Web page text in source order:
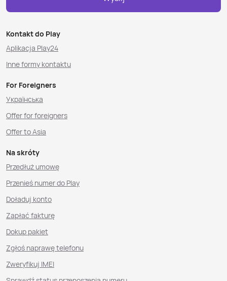
Kontakt do Play
Aplikacja Play24
Inne formy kontaktu
For Foreigners
Українська
Offer for foreigners
Offer to Asia
Na skróty
Przedłuż umowę
Przenieś numer do Play
Doładuj konto
Zapłać fakturę
Dokup pakiet
Zgłoś naprawę telefonu
Zweryfikuj IMEI